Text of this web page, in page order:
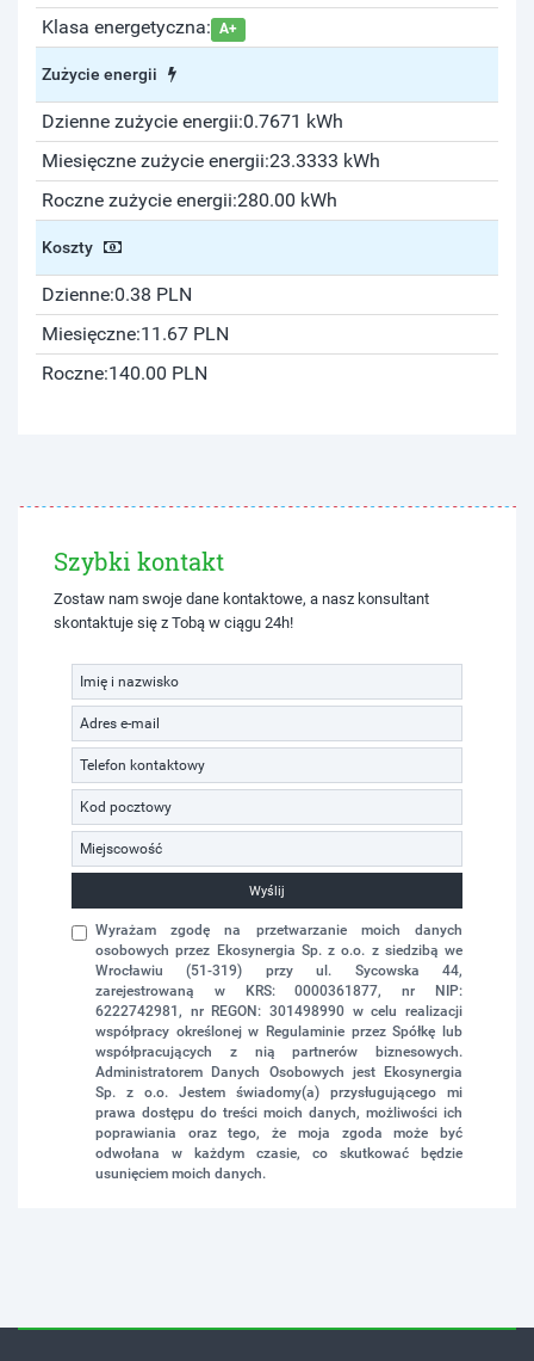
Klasa energetyczna: A+
Zużycie energii
Dzienne zużycie energii:0.7671 kWh
Miesięczne zużycie energii:23.3333 kWh
Roczne zużycie energii:280.00 kWh
Koszty
Dzienne:0.38 PLN
Miesięczne:11.67 PLN
Roczne:140.00 PLN
Szybki kontakt
Zostaw nam swoje dane kontaktowe, a nasz konsultant
skontaktuje się z Tobą w ciągu 24h!
Wyślij
Wyrażam zgodę na przetwarzanie moich danych
osobowych przez Ekosynergia Sp. z o.o. z siedzibą we
Wrocławiu (51-319) przy ul. Sycowska 44,
zarejestrowaną w KRS: 0000361877, nr NIP:
6222742981, nr REGON: 301498990 w celu realizacji
współpracy określonej w Regulaminie przez Spółkę lub
współpracujących z nią partnerów biznesowych.
Administratorem Danych Osobowych jest Ekosynergia
Sp. z o.o. Jestem świadomy(a) przysługującego mi
prawa dostępu do treści moich danych, możliwości ich
poprawiania oraz tego, że moja zgoda może być
odwołana w każdym czasie, co skutkować będzie
usunięciem moich danych.